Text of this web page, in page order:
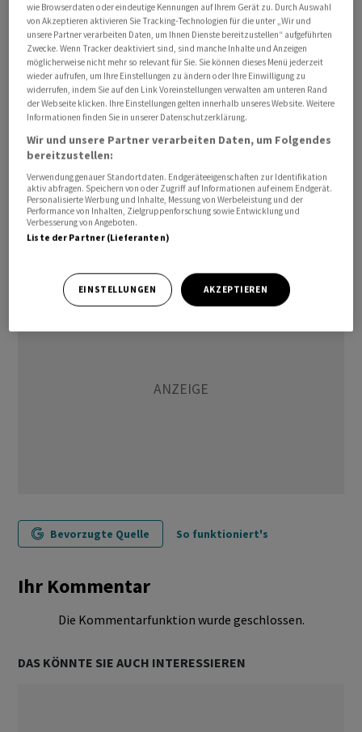
Seit Samstag wurden auf Rhodos wegen grosser,
unkontrollierter Waldbrände zahlreiche Dörfer und
Hotels geräumt. Am Sonntag hatte Tui den Angaben
nach etwa 39 000 Gäste auf Rhodos, von denen 7800 von
Bevorzugte Quelle So funktioniert's
Ihr Kommentar
Die Kommentarfunktion wurde geschlossen.
DAS KÖNNTE SIE AUCH INTERESSIEREN
wie Browserdaten oder eindeutige Kennungen auf Ihrem Gerät zu. Durch Auswahl
von Akzeptieren aktivieren Sie Tracking-Technologien für die unter „Wir und
unsere Partner verarbeiten Daten, um Ihnen Dienste bereitzustellen“ aufgeführten
Zwecke. Wenn Tracker deaktiviert sind, sind manche Inhalte und Anzeigen
möglicherweise nicht mehr so relevant für Sie. Sie können dieses Menü jederzeit
wieder aufrufen, um Ihre Einstellungen zu ändern oder Ihre Einwilligung zu
widerrufen, indem Sie auf den Link Voreinstellungen verwalten am unteren Rand
der Webseite klicken. Ihre Einstellungen gelten innerhalb unseres Website. Weitere
Informationen finden Sie in unserer Datenschutzerklärung.
Wir und unsere Partner verarbeiten Daten, um Folgendes
bereitzustellen:
Verwendung genauer Standortdaten. Endgeräteeigenschaften zur Identifikation
aktiv abfragen. Speichern von oder Zugriff auf Informationen auf einem Endgerät.
Personalisierte Werbung und Inhalte, Messung von Werbeleistung und der
Performance von Inhalten, Zielgruppenforschung sowie Entwicklung und
Verbesserung von Angeboten.
Liste der Partner (Lieferanten)
EINSTELLUNGEN AKZEPTIEREN